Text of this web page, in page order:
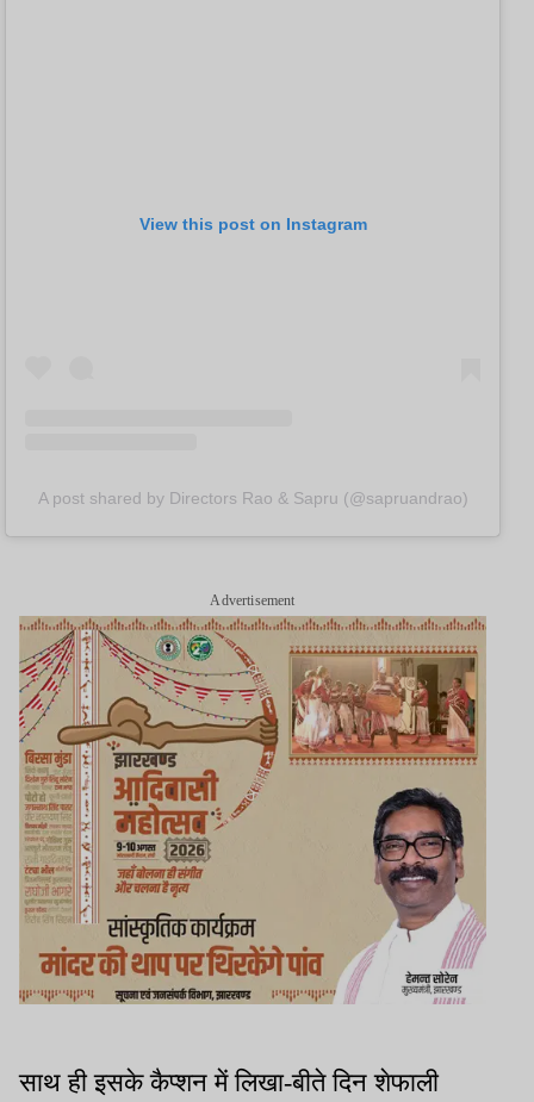
View this post on Instagram
A post shared by Directors Rao & Sapru (@sapruandrao)
Advertisement
साथ ही इसके कैप्शन में लिखा-बीते दिन शेफाली